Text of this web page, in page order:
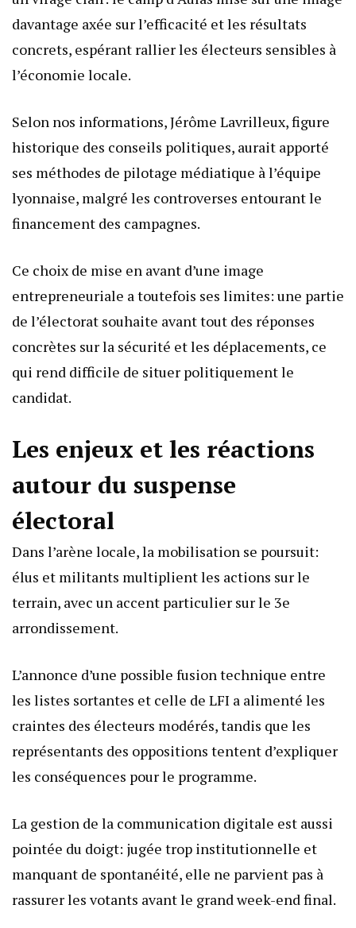
davantage axée sur l’efficacité et les résultats
concrets, espérant rallier les électeurs sensibles à
l’économie locale.
Selon nos informations, Jérôme Lavrilleux, figure
historique des conseils politiques, aurait apporté
ses méthodes de pilotage médiatique à l’équipe
lyonnaise, malgré les controverses entourant le
financement des campagnes.
Ce choix de mise en avant d’une image
entrepreneuriale a toutefois ses limites: une partie
de l’électorat souhaite avant tout des réponses
concrètes sur la sécurité et les déplacements, ce
qui rend difficile de situer politiquement le
candidat.
Les enjeux et les réactions
autour du suspense
électoral
Dans l’arène locale, la mobilisation se poursuit:
élus et militants multiplient les actions sur le
terrain, avec un accent particulier sur le 3e
arrondissement.
L’annonce d’une possible fusion technique entre
les listes sortantes et celle de LFI a alimenté les
craintes des électeurs modérés, tandis que les
représentants des oppositions tentent d’expliquer
les conséquences pour le programme.
La gestion de la communication digitale est aussi
pointée du doigt: jugée trop institutionnelle et
manquant de spontanéité, elle ne parvient pas à
rassurer les votants avant le grand week-end final.